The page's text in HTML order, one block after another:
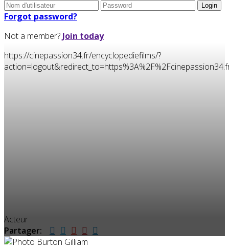
Forgot password?
Not a member? Join today
https://cinepassion34.fr/encyclopediefilms/?
Acteur
Partager: